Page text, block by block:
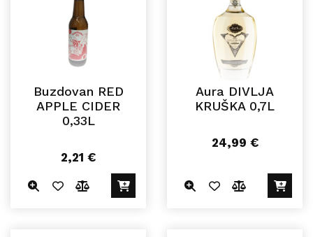
Buzdovan RED
APPLE CIDER
0,33L
2,21 €
Aura DIVLJA
KRUŠKA 0,7L
24,99 €